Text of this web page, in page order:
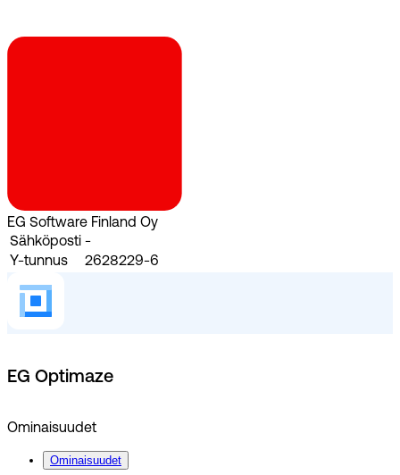
EG Software Finland Oy
Sähköposti -
Y-tunnus
2628229-6
EG Optimaze
Ominaisuudet
Ominaisuudet